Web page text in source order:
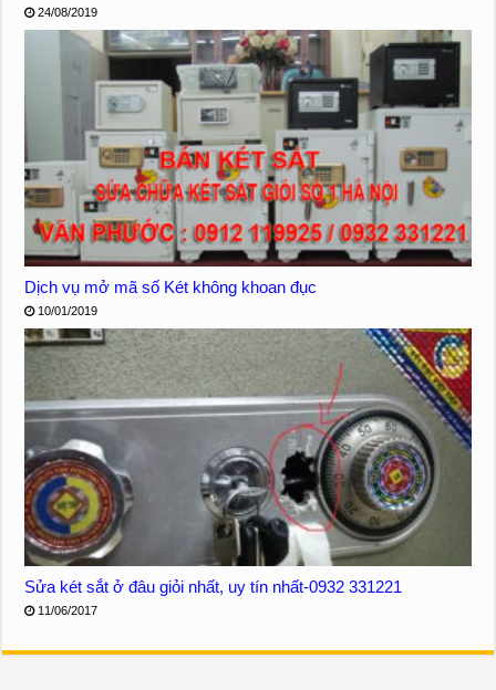
24/08/2019
Dịch vụ mở mã số Két không khoan đục
10/01/2019
Sửa két sắt ở đâu giỏi nhất, uy tín nhất-0932 331221
11/06/2017